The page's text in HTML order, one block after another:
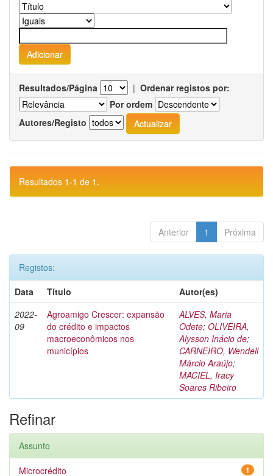
Resultados/Página | Ordenar registos por:
Por ordem
Autores/Registo
Resultados 1-1 de 1.
Anterior 1 Próxima
Registos:
Data
Título
Autor(es)
2022-
09
Agroamigo Crescer: expansão
do crédito e impactos
macroeconômicos nos
municípios
ALVES, Maria
Odete; OLIVEIRA,
Alysson Inácio de;
CARNEIRO, Wendell
Márcio Araújo;
MACIEL, Iracy
Soares Ribeiro
Refinar
Assunto
1
Microcrédito